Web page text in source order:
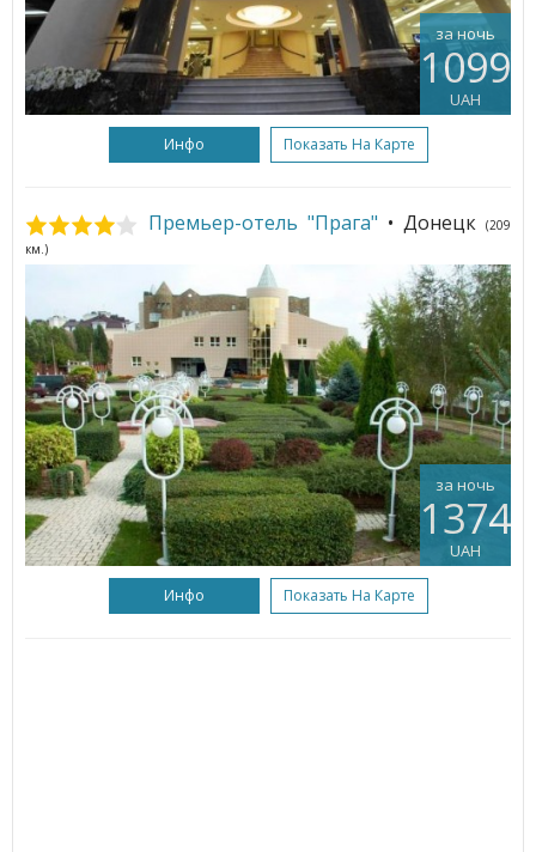
за ночь
1099
UAH
Инфо Показать На Карте
Премьер-отель "Прага" • Донецк (209
км.)
за ночь
1374
UAH
Инфо Показать На Карте